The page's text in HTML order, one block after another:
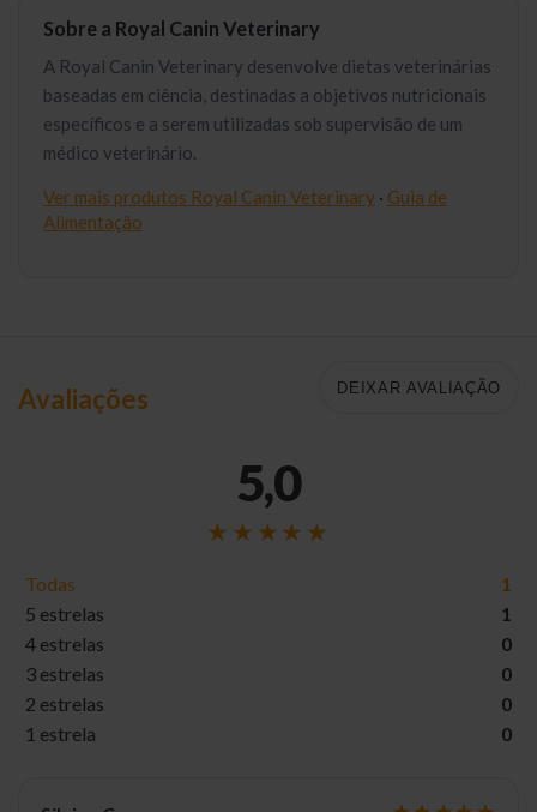
Sobre a Royal Canin Veterinary
A Royal Canin Veterinary desenvolve dietas veterinárias
baseadas em ciência, destinadas a objetivos nutricionais
específicos e a serem utilizadas sob supervisão de um
médico veterinário.
Ver mais produtos Royal Canin Veterinary · Guia de
Alimentação
Avaliações DEIXAR AVALIAÇÃO
5,0
Todas
1
5 estrelas
1
4 estrelas
0
3 estrelas
0
2 estrelas
0
1 estrela
0